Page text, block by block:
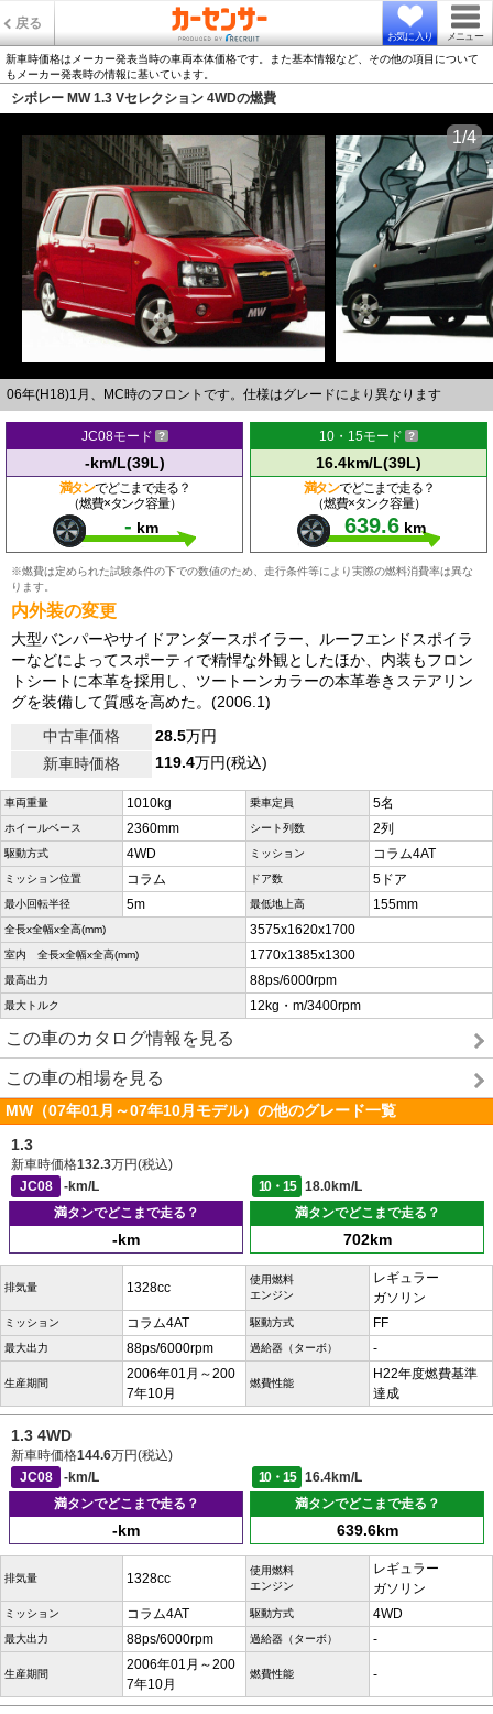
戻る
お気に入り メニュー
新車時価格はメーカー発表当時の車両本体価格です。また基本情報など、その他の項目について
もメーカー発表時の情報に基いています。
シボレー MW 1.3 Vセレクション 4WDの燃費
06年(H18)1月、MC時のフロントです。仕様はグレードにより異なります
1/4
JC08モード
-km/L(39L)
満タンでどこまで走る？
（燃費×タンク容量）
- km
10・15モード
16.4km/L(39L)
満タンでどこまで走る？
（燃費×タンク容量）
639.6 km
※燃費は定められた試験条件の下での数値のため、走行条件等により実際の燃料消費率は異な
ります。
内外装の変更
大型バンパーやサイドアンダースポイラー、ルーフエンドスポイラ
ーなどによってスポーティで精悍な外観としたほか、内装もフロン
トシートに本革を採用し、ツートーンカラーの本革巻きステアリン
グを装備して質感を高めた。(2006.1)
中古車価格
28.5万円
新車時価格
119.4万円(税込)
車両重量 1010kg 乗車定員 5名
ホイールベース 2360mm シート列数 2列
駆動方式 4WD ミッション コラム4AT
ミッション位置 コラム ドア数 5ドア
最小回転半径 5m 最低地上高 155mm
全長x全幅x全高(mm) 3575x1620x1700
室内 全長x全幅x全高(mm) 1770x1385x1300
最高出力 88ps/6000rpm
最大トルク 12kg・m/3400rpm
この車のカタログ情報を見る
この車の相場を見る
MW（07年01月～07年10月モデル）の他のグレード一覧
1.3
新車時価格132.3万円(税込)
JC08
-km/L 10・15
18.0km/L
満タンでどこまで走る？
-km
満タンでどこまで走る？
702km
排気量 1328cc
使用燃料
エンジン
レギュラー
ガソリン
ミッション コラム4AT 駆動方式 FF
最大出力 88ps/6000rpm 過給器（ターボ） -
生産期間
2006年01月～200
7年10月
燃費性能
H22年度燃費基準
達成
1.3 4WD
新車時価格144.6万円(税込)
JC08
-km/L 10・15
16.4km/L
満タンでどこまで走る？
-km
満タンでどこまで走る？
639.6km
排気量 1328cc
使用燃料
エンジン
レギュラー
ガソリン
ミッション コラム4AT 駆動方式 4WD
最大出力 88ps/6000rpm 過給器（ターボ） -
生産期間
2006年01月～200
7年10月
燃費性能 -